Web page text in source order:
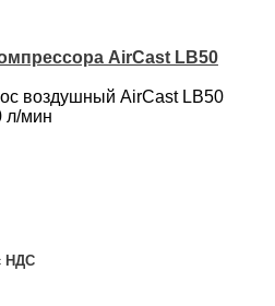
AirCast LB50
воздушный AirCast LB50
л/мин